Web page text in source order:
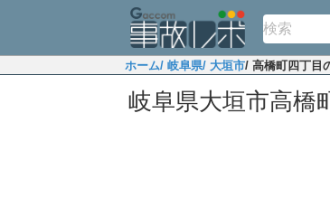
ホーム/ 岐阜県/ 大垣市/ 高橋町四丁目
岐阜県大垣市高橋